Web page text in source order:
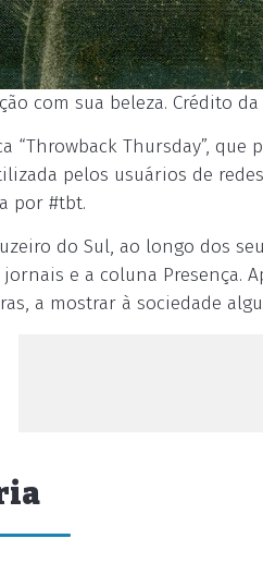
com sua beleza. Crédito da
“Throwback Thursday”,
pelos usuários de
por #tbt.
do Sul, ao longo dos
e a coluna Presença.
a mostrar à sociedade